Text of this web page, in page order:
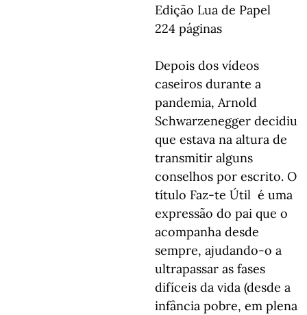
Edição Lua de Papel
224 páginas
Depois dos vídeos
caseiros durante a
pandemia, Arnold
Schwarzenegger decidiu
que estava na altura de
transmitir alguns
conselhos por escrito. O
título Faz-te Útil é uma
expressão do pai que o
acompanha desde
sempre, ajudando-o a
ultrapassar as fases
difíceis da vida (desde a
infância pobre, em plena